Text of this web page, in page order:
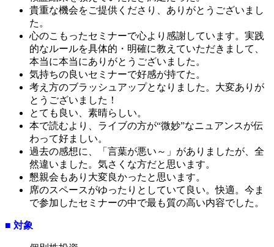
貴重な機会をご提供くださり、ありがとうございまし
た。
心のこもったセミナーで心より感謝しています。実践
的なルールを具体的・明確に教えていただきまして、
本当に本当にありがとうございました。
気持ちの良いセミナーで好感が持てた。
考え方のブラッシュアップとなりました。大変ありが
とうございました！
とても良い、素晴らしい。
本で読むより、ライブの方が“微妙”なニュアンスが伝
わって好ましい。
過去の感想に、「言葉が悪い～」がありましたが、全
然違いました。気さくな方だと思います。
懇親会もあり大変良かったと思います。
席のスペースがゆったりとしていて良い。快適。今ま
で参加したセミナーの中で最も質の高い内容でした。
■ 対象